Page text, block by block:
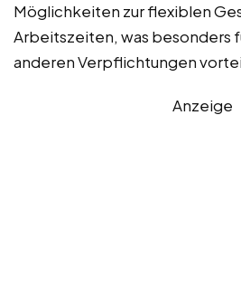
Möglichkeiten zur flexiblen
Arbeitszeiten, was besonders
anderen Verpflichtungen
Anzeige